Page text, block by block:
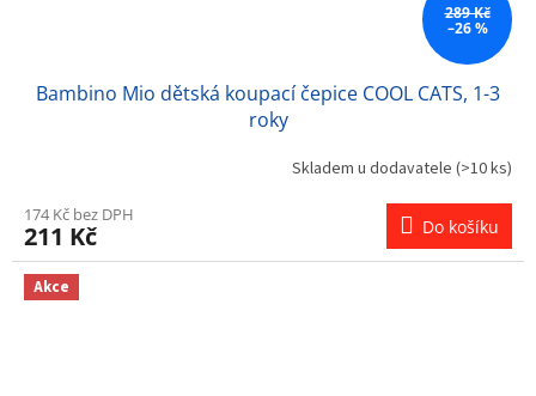
289 Kč
–26 %
Bambino Mio dětská koupací čepice COOL CATS, 1-3
roky
Skladem u dodavatele (>10 ks)
174 Kč bez DPH
211 Kč Do košíku
Akce